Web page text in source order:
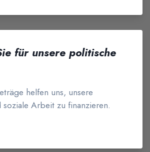
für unsere politische
helfen uns, unsere
Arbeit zu finanzieren.